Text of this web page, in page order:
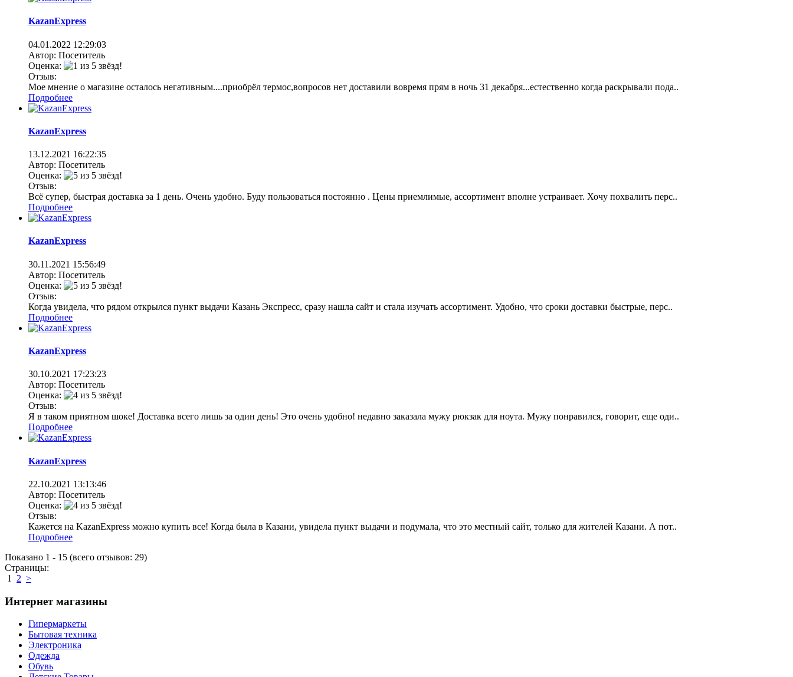
KazanExpress
04.01.2022 12:29:03
Автор: Посетитель
Оценка:
Отзыв:
Мое мнение о магазине осталось негативным....приобрёл термос,вопросов нет доставили вовремя прям в ночь 31 декабря...естественно когда раскрывали пода..
Подробнее
KazanExpress
13.12.2021 16:22:35
Автор: Посетитель
Оценка:
Отзыв:
Всё супер, быстрая доставка за 1 день. Очень удобно. Буду пользоваться постоянно . Цены приемлимые, ассортимент вполне устраивает. Хочу похвалить перс..
Подробнее
KazanExpress
30.11.2021 15:56:49
Автор: Посетитель
Оценка:
Отзыв:
Когда увидела, что рядом открылся пункт выдачи Казань Экспресс, сразу нашла сайт и стала изучать ассортимент. Удобно, что сроки доставки быстрые, перс..
Подробнее
KazanExpress
30.10.2021 17:23:23
Автор: Посетитель
Оценка:
Отзыв:
Я в таком приятном шоке! Доставка всего лишь за один день! Это очень удобно! недавно заказала мужу рюкзак для ноута. Мужу понравился, говорит, еще оди..
Подробнее
KazanExpress
22.10.2021 13:13:46
Автор: Посетитель
Оценка:
Отзыв:
Кажется на KazanExpress можно купить все! Когда была в Казани, увидела пункт выдачи и подумала, что это местный сайт, только для жителей Казани. А пот..
Подробнее
Показано 1 - 15 (всего отзывов: 29)
Страницы:
1
2 >
Интернет магазины
Гипермаркеты
Бытовая техника
Электроника
Одежда
Обувь